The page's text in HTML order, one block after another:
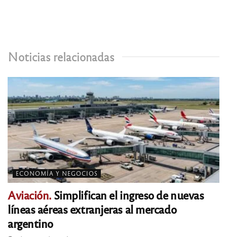
Noticias relacionadas
ECONOMÍA Y NEGOCIOS
Aviación. Simplifican el ingreso de nuevas
líneas aéreas extranjeras al mercado
argentino